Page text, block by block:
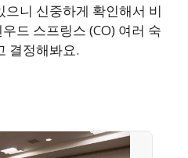
니 신중하게 확인해서 비
드 스프링스 (CO) 여러 숙
결정해봐요.